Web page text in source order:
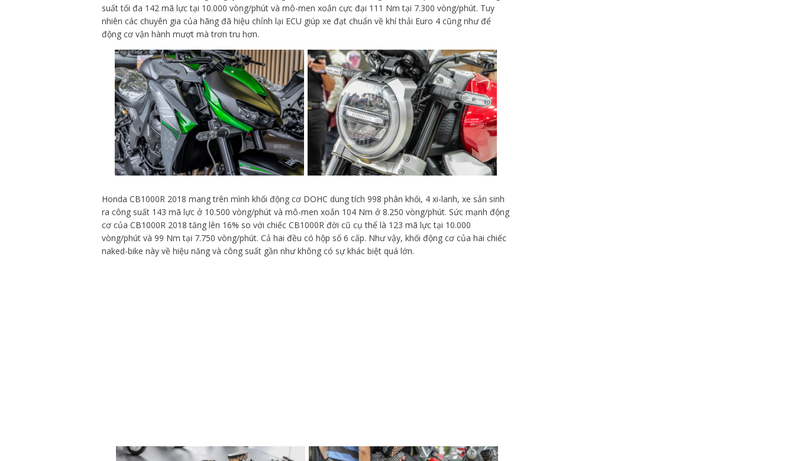
suất tối đa 142 mã lực tại 10.000 vòng/phút và mô-men xoắn cực đại 111 Nm tại 7.300 vòng/phút. Tuy
nhiên các chuyên gia của hãng đã hiệu chỉnh lại ECU giúp xe đạt chuẩn về khí thải Euro 4 cũng như để
động cơ vận hành mượt mà trơn tru hơn.
Honda CB1000R 2018 mang trên mình khối động cơ DOHC dung tích 998 phân khối, 4 xi-lanh, xe sản sinh
ra công suất 143 mã lực ở 10.500 vòng/phút và mô-men xoắn 104 Nm ở 8.250 vòng/phút. Sức mạnh động
cơ của CB1000R 2018 tăng lên 16% so với chiếc CB1000R đời cũ cụ thể là 123 mã lực tại 10.000
vòng/phút và 99 Nm tại 7.750 vòng/phút. Cả hai đều có hộp số 6 cấp. Như vậy, khối động cơ của hai chiếc
naked-bike này về hiệu năng và công suất gần như không có sự khác biệt quá lớn.